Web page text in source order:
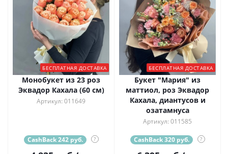
БЕСПЛАТНАЯ ДОСТАВКА
Монобукет из 23 роз
Эквадор Кахала (60 см)
Артикул: 011649
CashBack 242 руб. ?
БЕСПЛАТНАЯ ДОСТАВКА
Букет "Мария" из
маттиол, роз Эквадор
Кахала, диантусов и
озатамнуса
Артикул: 011585
CashBack 320 руб. ?